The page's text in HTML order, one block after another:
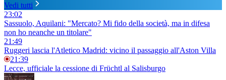
Vedi tutti
23:02
Sassuolo, Aquilani: "Mercato? Mi fido della società, ma in difesa
non ho neanche un titolare"
21:49
Ruggeri lascia l'Atletico Madrid: vicino il passaggio all'Aston Villa
21:39
Lecce, ufficiale la cessione di Früchtl al Salisburgo